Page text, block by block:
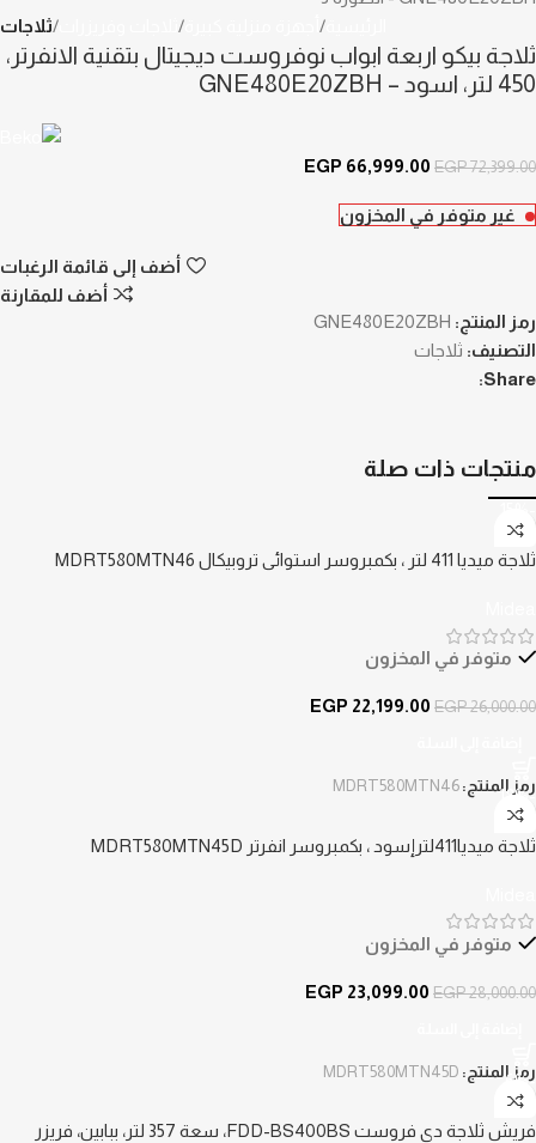
ثلاجات
ثلاجة بيكو اربعة ابواب نوفروست ديجيتال بتقنية الانفرتر،
450 لتر، اسود – GNE480E20ZBH
EGP72,399.00
EGP 66,999.00
غير متوفر في المخزون
أضف إلى قائمة الرغبات
أضف للمقارنة
رمز المنتج: GNE480E20ZBH
التصنيف: ثلاجات
Share:
منتجات ذات صلة
ثلاجة ميديا 411 لتر ، بكمبروسر استوائى تروبيكال MDRT580MTN46
متوفر في المخزون
EGP26,000.00
EGP 22,199.00
رمز المنتج: MDRT580MTN46 -18%
ثلاجة ميديا411لترإسود ، بكمبروسر انفرتر MDRT580MTN45D
متوفر في المخزون
EGP28,000.00
EGP 23,099.00
رمز المنتج: MDRT580MTN45D -6%
فريش ثلاجة دي فروست FDD-BS400BS، سعة 357 لتر، ببابين، فريزر